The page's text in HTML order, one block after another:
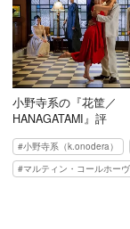
小野寺系の『花筐／
HANAGATAMI』評
小野寺系（k.onodera）
マルティン・コールホー